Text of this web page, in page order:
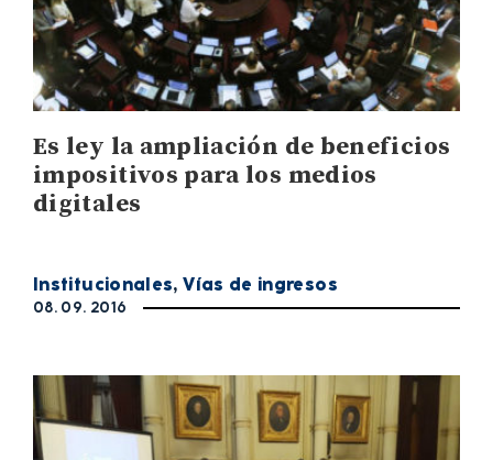
Es ley la ampliación de beneficios
impositivos para los medios
digitales
Institucionales,Vías de ingresos
08. 09. 2016